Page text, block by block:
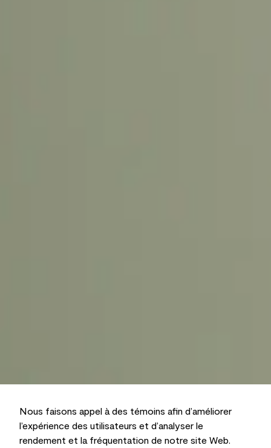
Nous faisons appel à des témoins afin d’améliorer
l’expérience des utilisateurs et d’analyser le
rendement et la fréquentation de notre site Web.